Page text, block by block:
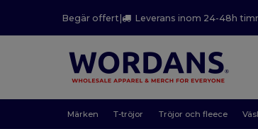
Begär offert| Leverans inom 24-48h
Märken T-tröjor Tröjor och fleece